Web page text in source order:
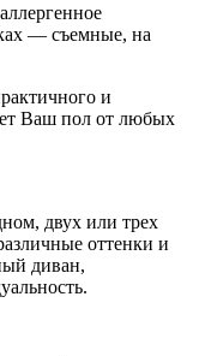
— съемные, на
и
Ваш пол от любых
двух или трех
оттенки и
диван,